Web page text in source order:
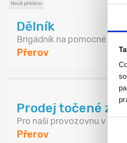
Nově přidáno
Dělník
Brigádník na pomocné
Přerov
Prodej točené
Pro naši provozovnu v
Přerov